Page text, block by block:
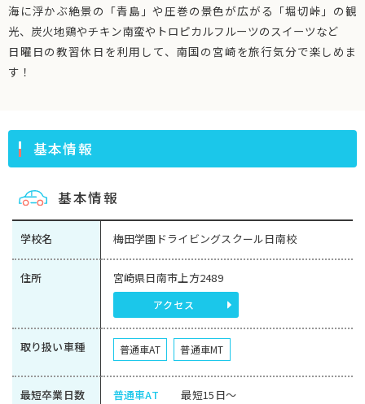
海に浮かぶ絶景の「青島」や圧巻の景色が広がる「堀切峠」の観
光、炭火地鶏やチキン南蛮やトロピカルフルーツのスイーツなど
日曜日の教習休日を利用して、南国の宮崎を旅行気分で楽しめま
す！
基本情報
基本情報
学校名 梅田学園ドライビングスクール日南校
住所 宮崎県日南市上方2489
アクセス
取り扱い車種 普通車AT 普通車MT
最短卒業日数 普通車AT 最短15日～